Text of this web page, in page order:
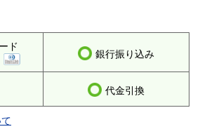
ド
銀行振り込み
代金引換